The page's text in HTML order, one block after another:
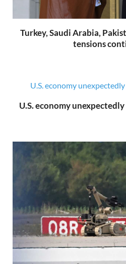
Turkey, Saudi Arabia,
tensions
U.S. economy